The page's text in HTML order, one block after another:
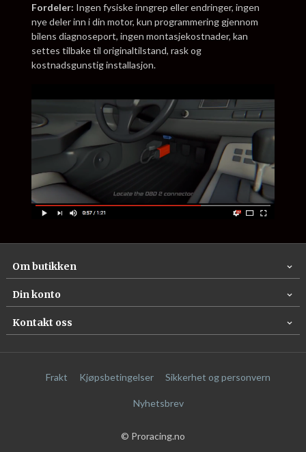
Fordeler: Ingen fysiske inngrep eller endringer, ingen
nye deler inn i din motor, kun programmering gjennom
bilens diagnoseport, ingen montasjekostnader, kan
settes tilbake til originaltilstand, rask og
kostnadsgunstig installasjon.
Om butikken
Din konto
Kontakt oss
Frakt Kjøpsbetingelser Sikkerhet og personvern
Nyhetsbrev
© Proracing.no